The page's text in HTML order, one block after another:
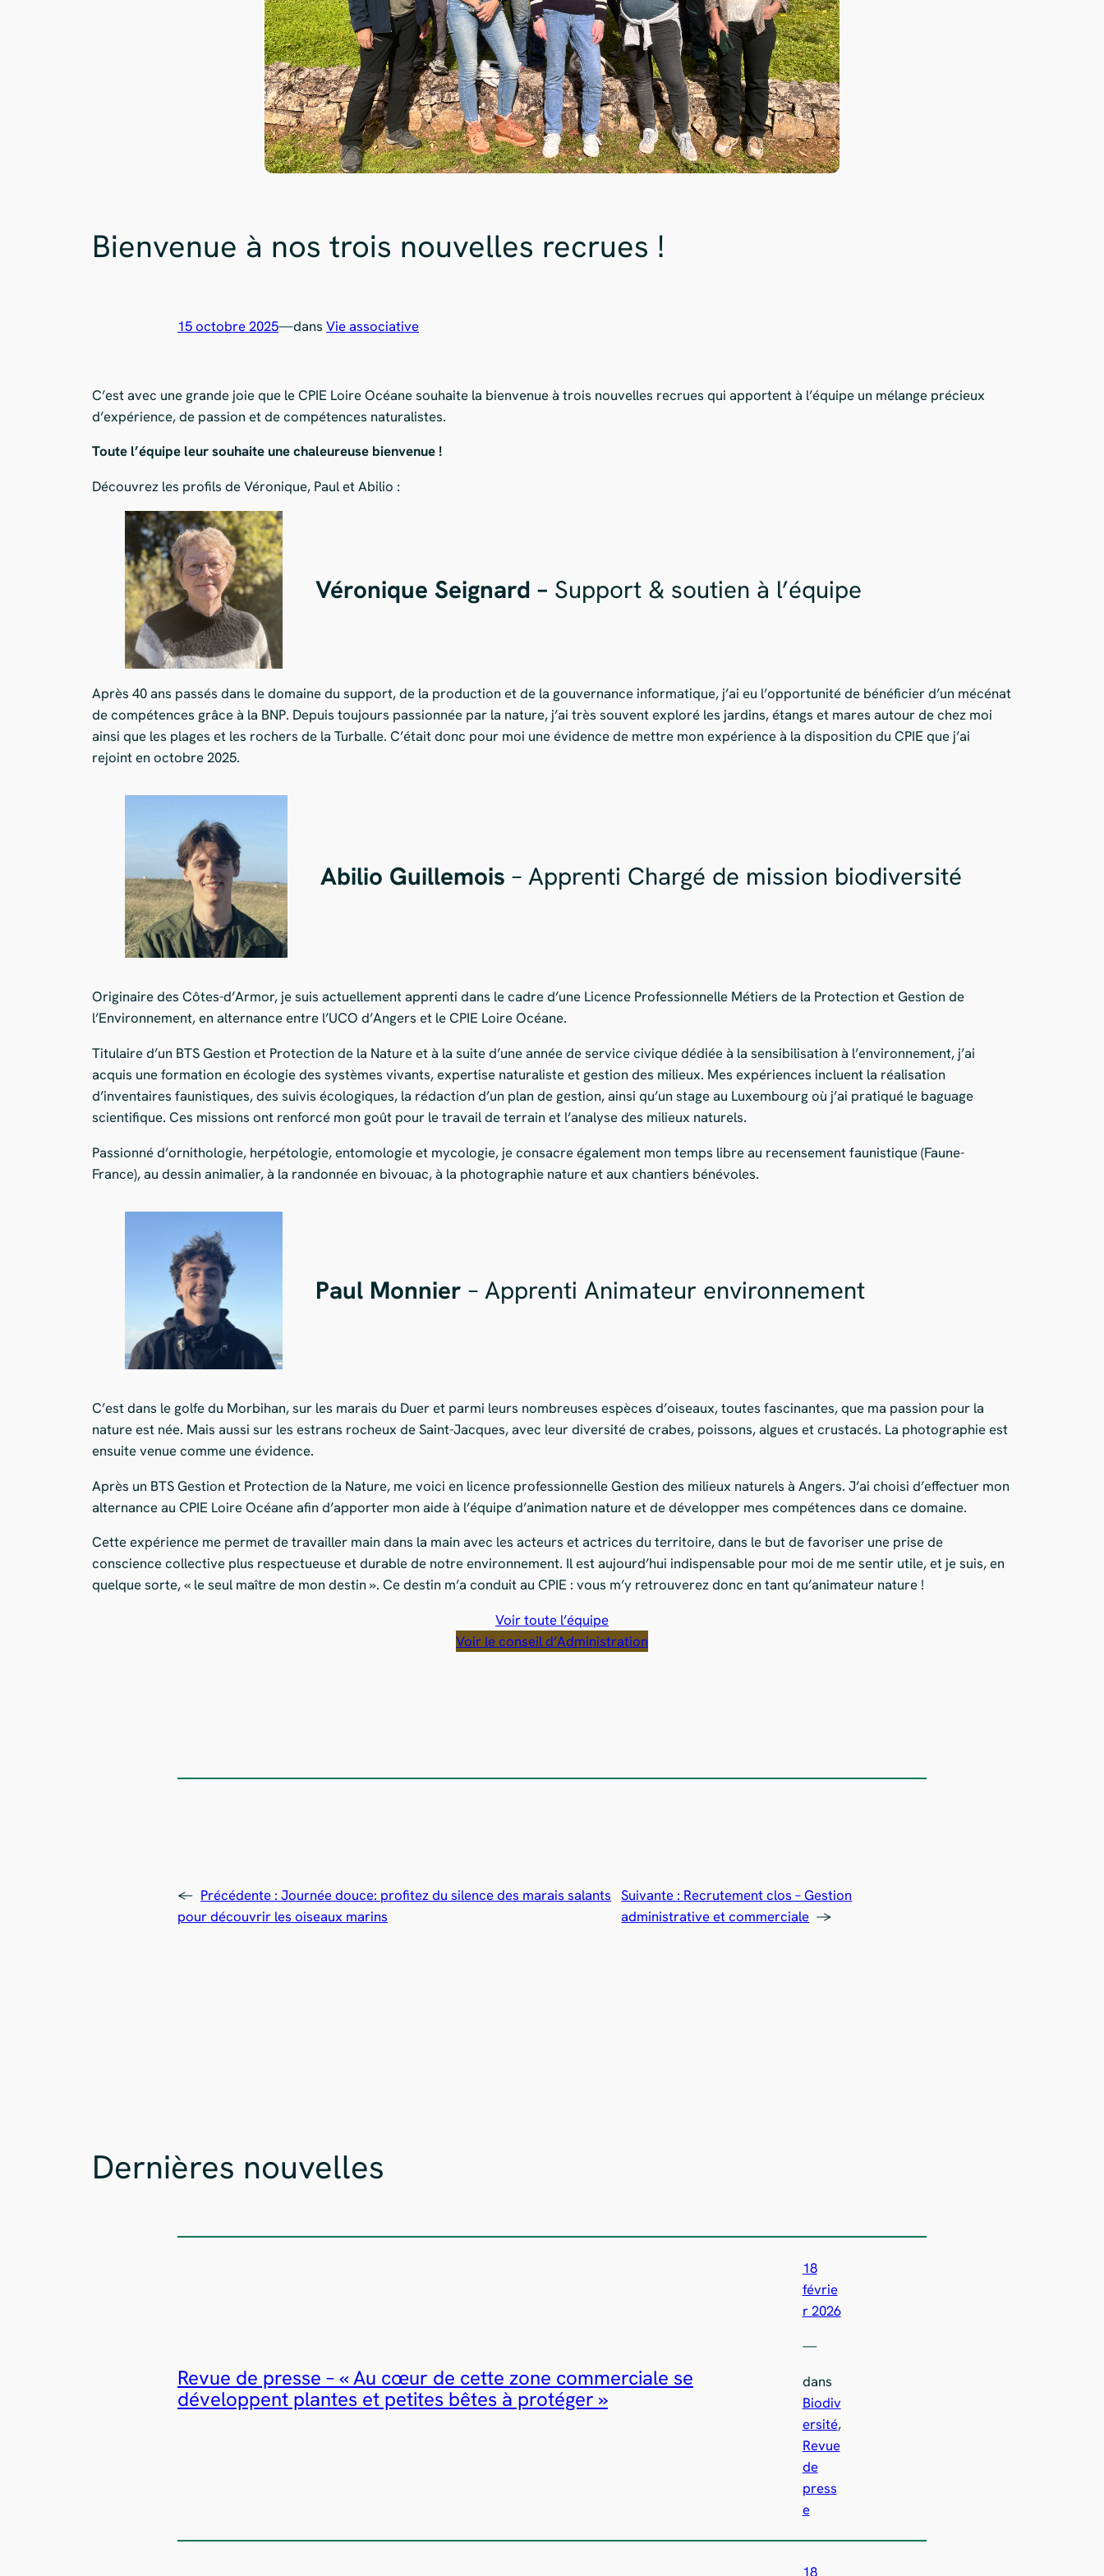
Bienvenue à nos trois nouvelles recrues !
15 octobre 2025—dans Vie associative
C’est avec une grande joie que le CPIE Loire Océane souhaite la bienvenue à trois nouvelles recrues qui apportent à l’équipe un mélange précieux
d’expérience, de passion et de compétences naturalistes.
Toute l’équipe leur souhaite une chaleureuse bienvenue !
Découvrez les profils de Véronique, Paul et Abilio :
Véronique Seignard – Support & soutien à l’équipe
Après 40 ans passés dans le domaine du support, de la production et de la gouvernance informatique, j’ai eu l’opportunité de bénéficier d’un mécénat
de compétences grâce à la BNP. Depuis toujours passionnée par la nature, j’ai très souvent exploré les jardins, étangs et mares autour de chez moi
ainsi que les plages et les rochers de la Turballe. C’était donc pour moi une évidence de mettre mon expérience à la disposition du CPIE que j’ai
rejoint en octobre 2025.
Abilio Guillemois – Apprenti Chargé de mission biodiversité
Originaire des Côtes-d’Armor, je suis actuellement apprenti dans le cadre d’une Licence Professionnelle Métiers de la Protection et Gestion de
l’Environnement, en alternance entre l’UCO d’Angers et le CPIE Loire Océane.
Titulaire d’un BTS Gestion et Protection de la Nature et à la suite d’une année de service civique dédiée à la sensibilisation à l’environnement, j’ai
acquis une formation en écologie des systèmes vivants, expertise naturaliste et gestion des milieux. Mes expériences incluent la réalisation
d’inventaires faunistiques, des suivis écologiques, la rédaction d’un plan de gestion, ainsi qu’un stage au Luxembourg où j’ai pratiqué le baguage
scientifique. Ces missions ont renforcé mon goût pour le travail de terrain et l’analyse des milieux naturels.
Passionné d’ornithologie, herpétologie, entomologie et mycologie, je consacre également mon temps libre au recensement faunistique (Faune-
France), au dessin animalier, à la randonnée en bivouac, à la photographie nature et aux chantiers bénévoles.
Paul Monnier – Apprenti Animateur environnement
C’est dans le golfe du Morbihan, sur les marais du Duer et parmi leurs nombreuses espèces d’oiseaux, toutes fascinantes, que ma passion pour la
nature est née. Mais aussi sur les estrans rocheux de Saint-Jacques, avec leur diversité de crabes, poissons, algues et crustacés. La photographie est
ensuite venue comme une évidence.
Après un BTS Gestion et Protection de la Nature, me voici en licence professionnelle Gestion des milieux naturels à Angers. J’ai choisi d’effectuer mon
alternance au CPIE Loire Océane afin d’apporter mon aide à l’équipe d’animation nature et de développer mes compétences dans ce domaine.
Cette expérience me permet de travailler main dans la main avec les acteurs et actrices du territoire, dans le but de favoriser une prise de
conscience collective plus respectueuse et durable de notre environnement. Il est aujourd’hui indispensable pour moi de me sentir utile, et je suis, en
quelque sorte, « le seul maître de mon destin ». Ce destin m’a conduit au CPIE : vous m’y retrouverez donc en tant qu’animateur nature !
Voir toute l’équipe
Voir le conseil d’Administration
← Précédente : Journée douce: profitez du silence des marais salants
pour découvrir les oiseaux marins
Suivante : Recrutement clos – Gestion
administrative et commerciale →
Dernières nouvelles
Revue de presse – « Au cœur de cette zone commerciale se
développent plantes et petites bêtes à protéger »
18
févrie
r 2026
—
dans
Biodiv
ersité,
Revue
de
press
e
18